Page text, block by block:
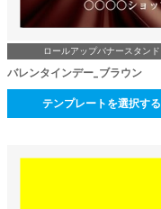
ロールアップバナースタンド
バレンタインデー_ブラウン
テンプレートを選択する